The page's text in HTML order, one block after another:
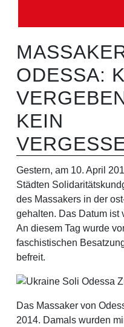
ODESSA:
KEIN
Gestern, am 10. April
Städten
des Massakers in der
gehalten. Das Datum ist
An diesem Tag wurde
faschistischen
befreit.
Das Massaker von
2014. Damals wurden